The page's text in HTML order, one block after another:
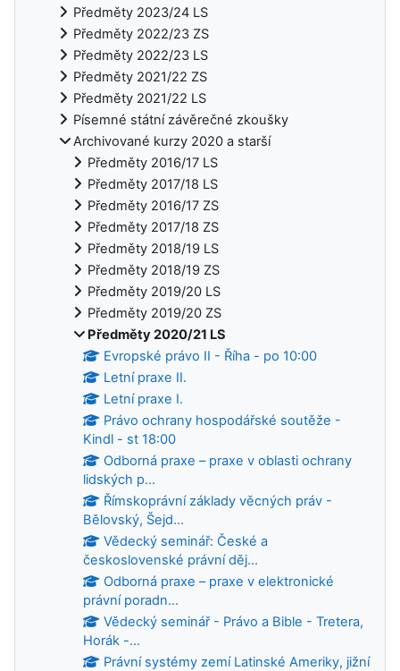
Předměty 2023/24 LS
Předměty 2022/23 ZS
Předměty 2022/23 LS
Předměty 2021/22 ZS
Předměty 2021/22 LS
Písemné státní závěrečné zkoušky
Archivované kurzy 2020 a starší
Předměty 2016/17 LS
Předměty 2017/18 LS
Předměty 2016/17 ZS
Předměty 2017/18 ZS
Předměty 2018/19 LS
Předměty 2018/19 ZS
Předměty 2019/20 LS
Předměty 2019/20 ZS
Předměty 2020/21 LS
Evropské právo II - Říha - po 10:00
Letní praxe II.
Letní praxe I.
Právo ochrany hospodářské soutěže -
Kindl - st 18:00
Odborná praxe – praxe v oblasti ochrany
lidských p...
Římskoprávní základy věcných práv -
Bělovský, Šejd...
Vědecký seminář: České a
československé právní děj...
Odborná praxe – praxe v elektronické
právní poradn...
Vědecký seminář - Právo a Bible - Tretera,
Horák -...
Právní systémy zemí Latinské Ameriky, jižní